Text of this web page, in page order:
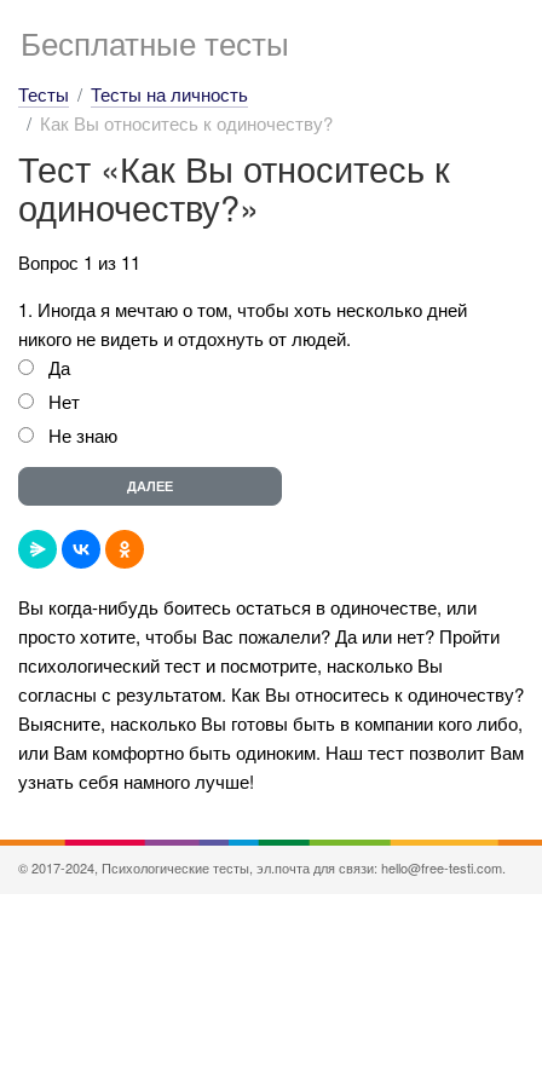
Бесплатные тесты
Тесты
Тесты на личность
Как Вы относитесь к одиночеству?
Тест «Как Вы относитесь к
одиночеству?»
Вопрос 1 из 11
1. Иногда я мечтаю о том, чтобы хоть несколько дней
никого не видеть и отдохнуть от людей.
Да
Нет
Не знаю
Вы когда-нибудь боитесь остаться в одиночестве, или
просто хотите, чтобы Вас пожалели? Да или нет? Пройти
психологический тест и посмотрите, насколько Вы
согласны с результатом. Как Вы относитесь к одиночеству?
Выясните, насколько Вы готовы быть в компании кого либо,
или Вам комфортно быть одиноким. Наш тест позволит Вам
узнать себя намного лучше!
© 2017-2024, Психологические тесты, эл.почта для связи: hello@free-testi.com.